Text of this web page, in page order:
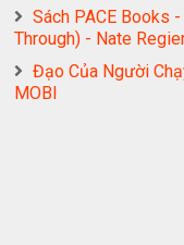
Sách PACE Books
Through) - Nate
Đạo Của Người
MOBI